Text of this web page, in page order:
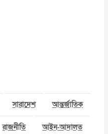
সারাদেশ আন্তর্জাতিক
রাজনীতি আইন-আদালত